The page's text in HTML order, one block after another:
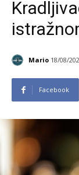
Mario 18/08/
Facebook